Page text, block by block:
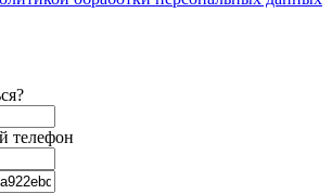
телефон